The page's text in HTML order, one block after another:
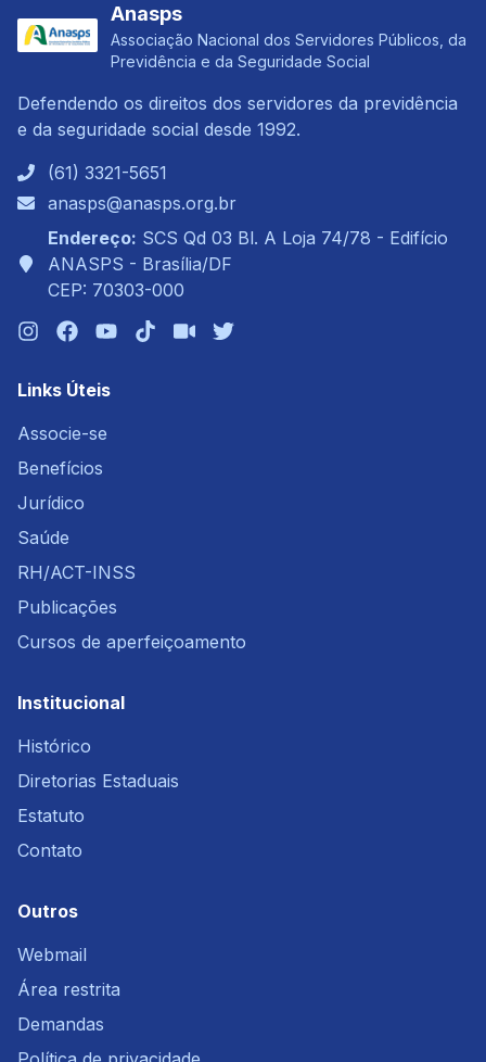
Anasps
Associação Nacional dos Servidores Públicos, da
Previdência e da Seguridade Social
Defendendo os direitos dos servidores da previdência
e da seguridade social desde 1992.
(61) 3321-5651
anasps@anasps.org.br
Endereço: SCS Qd 03 Bl. A Loja 74/78 - Edifício
ANASPS - Brasília/DF
CEP: 70303-000
Links Úteis
Associe-se
Benefícios
Jurídico
Saúde
RH/ACT-INSS
Publicações
Cursos de aperfeiçoamento
Institucional
Histórico
Diretorias Estaduais
Estatuto
Contato
Outros
Webmail
Área restrita
Demandas